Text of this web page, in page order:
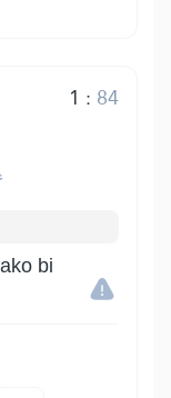
1 : 84
bi